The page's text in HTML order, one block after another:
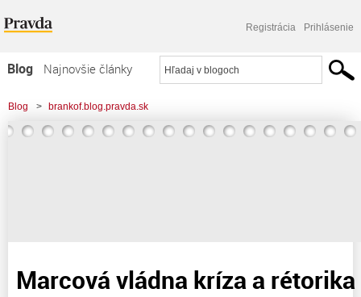
Registrácia Prihlásenie
Blog
Najnovšie články
Najčítanejšie články
Najkomentovanejšie články
Blog > brankof.blog.pravda.sk
Marcová vládna kríza a